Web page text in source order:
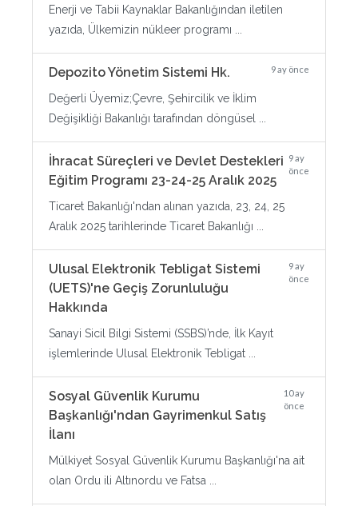
Enerji ve Tabii Kaynaklar Bakanlığından iletilen
yazıda, Ülkemizin nükleer programı ...
Depozito Yönetim Sistemi Hk. 9 ay önce
Değerli Üyemiz;Çevre, Şehircilik ve İklim
Değişikliği Bakanlığı tarafından döngüsel ...
İhracat Süreçleri ve Devlet Destekleri
Eğitim Programı 23-24-25 Aralık 2025
9 ay
önce
Ticaret Bakanlığı'ndan alınan yazıda, 23, 24, 25
Aralık 2025 tarihlerinde Ticaret Bakanlığı ...
Ulusal Elektronik Tebligat Sistemi
(UETS)'ne Geçiş Zorunluluğu
Hakkında
9 ay
önce
Sanayi Sicil Bilgi Sistemi (SSBS)’nde, İlk Kayıt
işlemlerinde Ulusal Elektronik Tebligat ...
Sosyal Güvenlik Kurumu
Başkanlığı'ndan Gayrimenkul Satış
İlanı
10 ay
önce
Mülkiyet Sosyal Güvenlik Kurumu Başkanlığı'na ait
olan Ordu ili Altınordu ve Fatsa ...